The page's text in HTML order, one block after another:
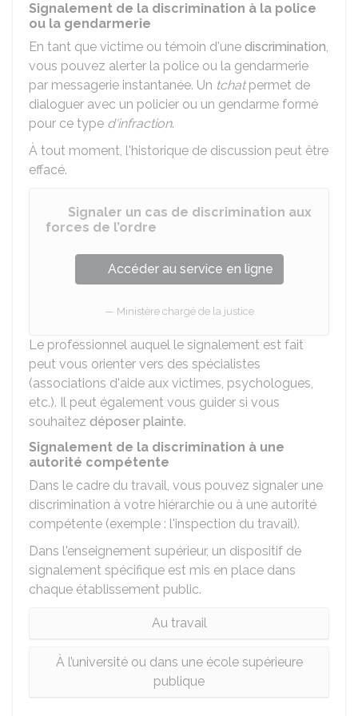
Signalement de la discrimination à la police
ou la gendarmerie
En tant que victime ou témoin d'une discrimination,
vous pouvez alerter la police ou la gendarmerie
par messagerie instantanée. Un tchatpermet de
dialoguer avec un policier ou un gendarme formé
pour ce type d'infraction.
À tout moment, l'historique de discussion peut être
effacé.
Signaler un cas de discrimination aux
forces de l’ordre
Accéder au service en ligne
Ministère chargé de la justice
Le professionnel auquel le signalement est fait
peut vous orienter vers des spécialistes
(associations d'aide aux victimes, psychologues,
etc.). Il peut également vous guider si vous
souhaitez déposer plainte.
Signalement de la discrimination à une
autorité compétente
Dans le cadre du travail, vous pouvez signaler une
discrimination à votre hiérarchie ou à une autorité
compétente (exemple : l'inspection du travail).
Dans l'enseignement supérieur, un dispositif de
signalement spécifique est mis en place dans
chaque établissement public.
Au travail
À l’université ou dans une école supérieure
publique